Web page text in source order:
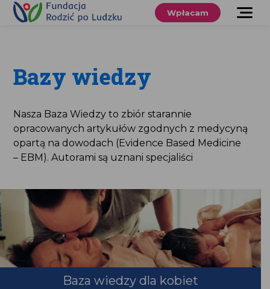
Przewiń
treści
Wspieraj
Twoje prawa
Niezbędnik
Search
for:
Search Button
Wpłacam
Bazy wiedzy
Nasza Baza Wiedzy to zbiór starannie
opracowanych artykułów zgodnych z medycyną
opartą na dowodach (Evidence Based Medicine
– EBM). Autorami są uznani specjaliści
Baza wiedzy dla kobiet